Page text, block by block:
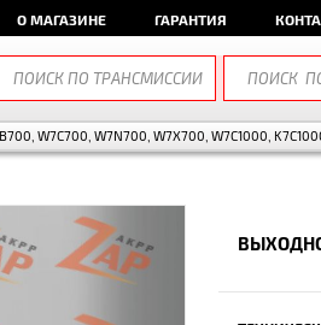
О МАГАЗИНЕ ГАРАНТИЯ
W7C700, W7N700, W7X700, W7C1000,